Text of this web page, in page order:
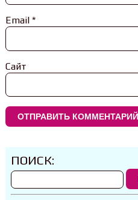
Email *
Сайт
ПОИСК: